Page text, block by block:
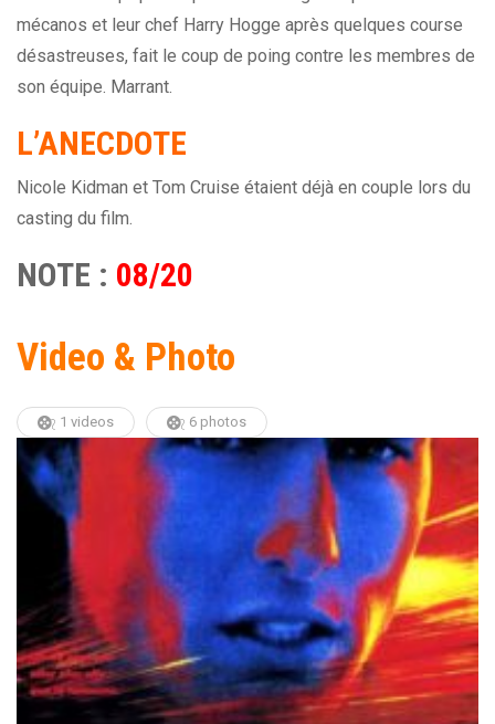
mécanos et leur chef Harry Hogge après quelques course
désastreuses, fait le coup de poing contre les membres de
son équipe. Marrant.
L’ANECDOTE
Nicole Kidman et Tom Cruise étaient déjà en couple lors du
casting du film.
NOTE : 08/20
Video & Photo
1 videos 6 photos